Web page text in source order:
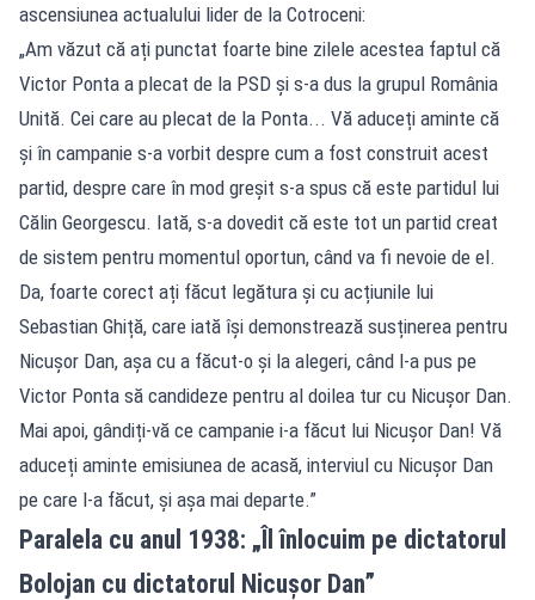
ascensiunea actualului lider de la Cotroceni:
„Am văzut că ați punctat foarte bine zilele acestea faptul că
Victor Ponta a plecat de la PSD și s-a dus la grupul România
Unită. Cei care au plecat de la Ponta... Vă aduceți aminte că
și în campanie s-a vorbit despre cum a fost construit acest
partid, despre care în mod greșit s-a spus că este partidul lui
Călin Georgescu. Iată, s-a dovedit că este tot un partid creat
de sistem pentru momentul oportun, când va fi nevoie de el.
Da, foarte corect ați făcut legătura și cu acțiunile lui
Sebastian Ghiță, care iată își demonstrează susținerea pentru
Nicușor Dan, așa cu a făcut-o și la alegeri, când l-a pus pe
Victor Ponta să candideze pentru al doilea tur cu Nicușor Dan.
Mai apoi, gândiți-vă ce campanie i-a făcut lui Nicușor Dan! Vă
aduceți aminte emisiunea de acasă, interviul cu Nicușor Dan
pe care l-a făcut, și așa mai departe.”
Paralela cu anul 1938: „Îl înlocuim pe dictatorul
Bolojan cu dictatorul Nicușor Dan”